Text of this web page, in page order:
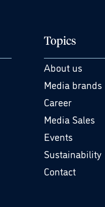
Topics
About us
Media brands
Career
Media Sales
Events
Sustainability
Contact